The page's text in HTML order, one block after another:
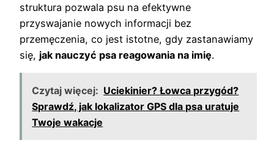
struktura pozwala psu na efektywne
przyswajanie nowych informacji bez
przemęczenia, co jest istotne, gdy zastanawiamy
się, jak nauczyć psa reagowania na imię.
Czytaj więcej: Uciekinier? Łowca przygód?
Sprawdź, jak lokalizator GPS dla psa uratuje
Twoje wakacje